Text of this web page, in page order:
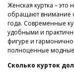
Женская куртка – это
обращают внимание
года. Современные
удобными и
фигуре и гармонично
полноценные
Сколько курток